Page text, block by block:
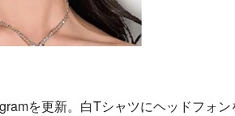
を更新。白Tシャツにヘッドフォン